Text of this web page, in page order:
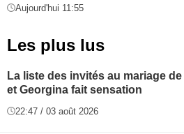
Aujourd'hui 11:55
Les plus lus
La liste des invités au mariage
et Georgina fait sensation
22:47 / 03 août 2026